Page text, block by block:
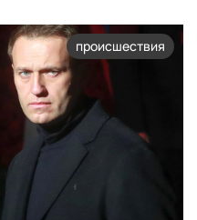
происшествия